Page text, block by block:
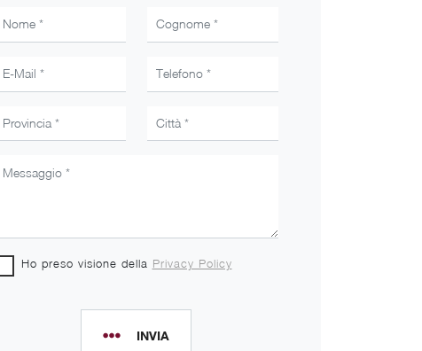
Ho preso visione della Privacy Policy
INVIA